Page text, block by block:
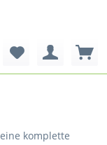
komplette